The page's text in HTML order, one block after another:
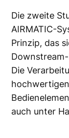
Die zweite
AIRMATIC-
Prinzip, das
Die
auch unter